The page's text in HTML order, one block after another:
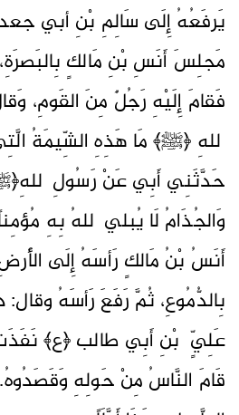
يَرفَعُهُ إِلَى سَالِمِ بْنِ أبي
مَجلِسَ أَنَسِ بْنِ مَالكٍ
فَقامَ إِلَيْهِ رَجُلٌ مِنَ القَومِ،
ٱللهِ ﴿ﷺ﴾ مَا هَذِهِ الشِّيمَةُ
حَدَّثَنِي أَبِي عَنْ رَسُولِ
وَالجُذَامُ لَا يُبلي ٱللهُ بِهِ
أَنَسُ بْنُ مَالكٍ رَأسَهُ إِلَى
بِالدُّمُوعِ، ثُمَّ رَفَعَ رَأسَهُ وقال:
عَلِيٍّ ٱبْنِ أَبِي طالب ﴿ع﴾
قَامَ النَّاسُ مِنْ حَولِهِ